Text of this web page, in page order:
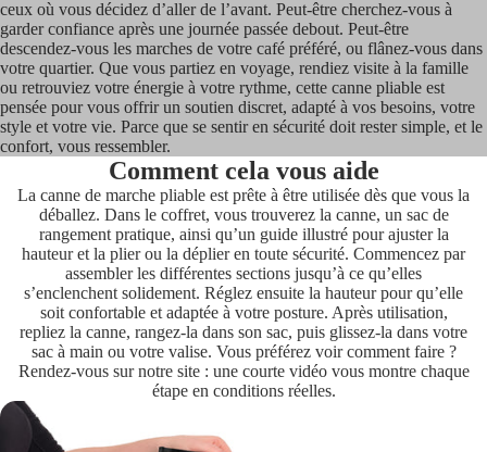
ceux où vous décidez d’aller de l’avant. Peut-être cherchez-vous à
garder confiance après une journée passée debout. Peut-être
descendez-vous les marches de votre café préféré, ou flânez-vous dans
votre quartier. Que vous partiez en voyage, rendiez visite à la famille
ou retrouviez votre énergie à votre rythme, cette canne pliable est
pensée pour vous offrir un soutien discret, adapté à vos besoins, votre
style et votre vie. Parce que se sentir en sécurité doit rester simple, et le
confort, vous ressembler.
Comment cela vous aide
La canne de marche pliable est prête à être utilisée dès que vous la
déballez. Dans le coffret, vous trouverez la canne, un sac de
rangement pratique, ainsi qu’un guide illustré pour ajuster la
hauteur et la plier ou la déplier en toute sécurité. Commencez par
assembler les différentes sections jusqu’à ce qu’elles
s’enclenchent solidement. Réglez ensuite la hauteur pour qu’elle
soit confortable et adaptée à votre posture. Après utilisation,
repliez la canne, rangez-la dans son sac, puis glissez-la dans votre
sac à main ou votre valise. Vous préférez voir comment faire ?
Rendez-vous sur notre site : une courte vidéo vous montre chaque
étape en conditions réelles.